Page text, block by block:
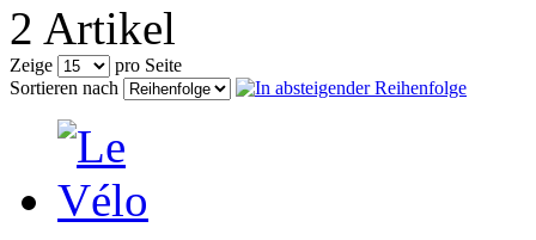
2 Artikel
Zeige
pro Seite
Sortieren nach